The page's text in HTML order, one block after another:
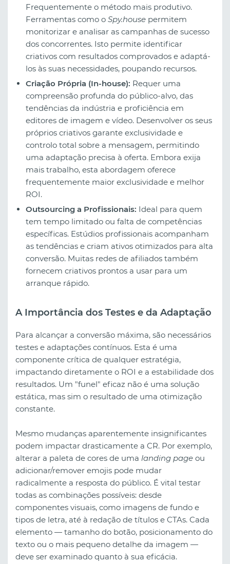
Frequentemente o método mais produtivo.
Ferramentas como o Spy.house permitem
monitorizar e analisar as campanhas de sucesso
dos concorrentes. Isto permite identificar
criativos com resultados comprovados e adaptá-
los às suas necessidades, poupando recursos.
Criação Própria (In-house): Requer uma
compreensão profunda do público-alvo, das
tendências da indústria e proficiência em
editores de imagem e vídeo. Desenvolver os seus
próprios criativos garante exclusividade e
controlo total sobre a mensagem, permitindo
uma adaptação precisa à oferta. Embora exija
mais trabalho, esta abordagem oferece
frequentemente maior exclusividade e melhor
ROI.
Outsourcing a Profissionais: Ideal para quem
tem tempo limitado ou falta de competências
específicas. Estúdios profissionais acompanham
as tendências e criam ativos otimizados para alta
conversão. Muitas redes de afiliados também
fornecem criativos prontos a usar para um
arranque rápido.
A Importância dos Testes e da Adaptação
Para alcançar a conversão máxima, são necessários
testes e adaptações contínuos. Esta é uma
componente crítica de qualquer estratégia,
impactando diretamente o ROI e a estabilidade dos
resultados. Um "funel" eficaz não é uma solução
estática, mas sim o resultado de uma otimização
constante.
Mesmo mudanças aparentemente insignificantes
podem impactar drasticamente a CR. Por exemplo,
alterar a paleta de cores de uma landing page ou
adicionar/remover emojis pode mudar
radicalmente a resposta do público. É vital testar
todas as combinações possíveis: desde
componentes visuais, como imagens de fundo e
tipos de letra, até à redação de títulos e CTAs. Cada
elemento — tamanho do botão, posicionamento do
texto ou o mais pequeno detalhe da imagem —
deve ser examinado quanto à sua eficácia.